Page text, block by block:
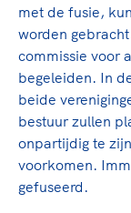
met de fusie,
worden
commissie voor
begeleiden. In
beide
bestuur zullen
onpartijdig te
voorkomen.
gefuseerd.